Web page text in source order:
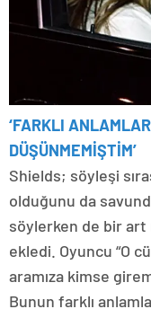
‘FARKLI
DÜŞÜNMEMİŞTİM’
Shields; söyleşi
olduğunu da
söylerken de bir art
ekledi. Oyuncu “O
aramıza kimse
Bunun farklı